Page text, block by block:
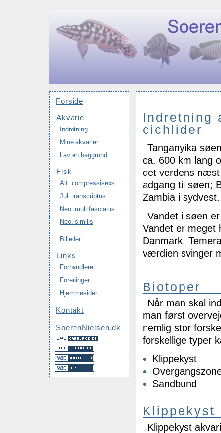
Forside
Akvarie
Indretning
Mine akvarier
Lav en baggrund
Fisk
Alt. compressiseps
Jul. transcriptus
Neo. multifasciatus
Neo. similis
Billeder
Links
Forhandlere
Foreninger
Hjemmesider
Kontakt
SoerenNielsen.dk
Indretning
cichlider
Tanganyika
ca. 600 km lang
det verdens næst
adgang til søen;
Zambia i sydvest.
Vandet i søen
Vandet er meget
Danmark.
værdien svinger
Biotoper
Når man skal
man først
nemlig stor
forskellige typer
Klippekyst
Sandbund
Klippekyst
Klippekyst